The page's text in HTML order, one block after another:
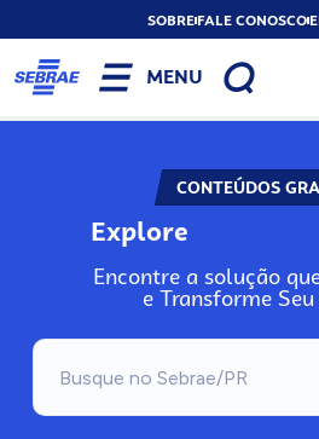
SOBREFALE CONOSCO
MENU
CONTEÚDOS
Explore
Encontre a solução
e Transforme